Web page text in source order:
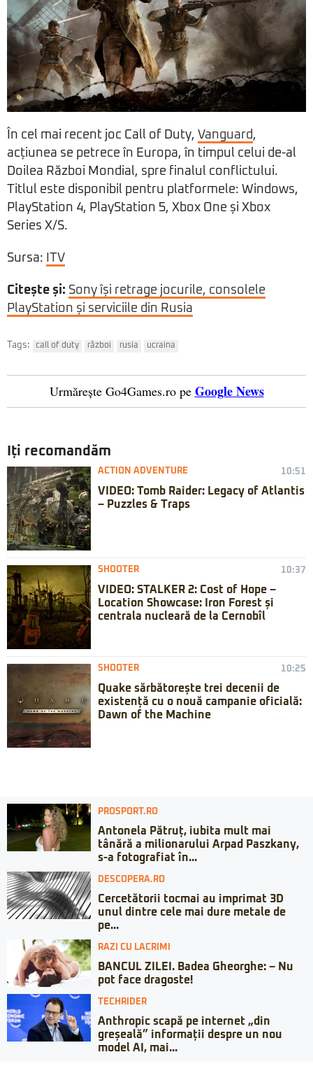
În cel mai recent joc Call of Duty, Vanguard,
acțiunea se petrece în Europa, în timpul celui de-al
Doilea Război Mondial, spre finalul conflictului.
Titlul este disponibil pentru platformele: Windows,
PlayStation 4, PlayStation 5, Xbox One și Xbox
Series X/S.
Sursa: ITV
Citește și: Sony își retrage jocurile, consolele
PlayStation și serviciile din Rusia
Tags: call of duty război rusia ucraina
Urmărește Go4Games.ro pe Google News
Iți recomandăm
ACTION ADVENTURE 10:51
VIDEO: Tomb Raider: Legacy of Atlantis
– Puzzles & Traps
SHOOTER 10:37
VIDEO: STALKER 2: Cost of Hope –
Location Showcase: Iron Forest și
centrala nucleară de la Cernobîl
SHOOTER 10:25
Quake sărbătorește trei decenii de
existență cu o nouă campanie oficială:
Dawn of the Machine
PROSPORT.RO
Antonela Pătruț, iubita mult mai
tânără a milionarului Arpad Paszkany,
s-a fotografiat în...
DESCOPERA.RO
Cercetătorii tocmai au imprimat 3D
unul dintre cele mai dure metale de
pe...
RAZI CU LACRIMI
BANCUL ZILEI. Badea Gheorghe: – Nu
pot face dragoste!
TECHRIDER
Anthropic scapă pe internet „din
greșeală” informații despre un nou
model AI, mai...